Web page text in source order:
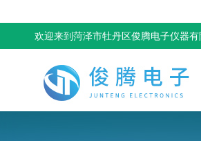
欢迎来到菏泽市牡丹区俊腾电子仪器有